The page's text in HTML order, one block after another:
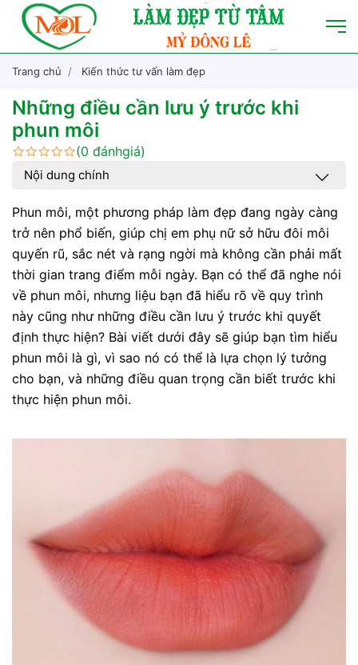
Trang chủ Kiến thức tư vấn làm đẹp
Những điều cần lưu ý trước khi
phun môi
(0 đánhgiá)
Nội dung chính
Phun môi, một phương pháp làm đẹp đang ngày càng
trở nên phổ biến, giúp chị em phụ nữ sở hữu đôi môi
quyến rũ, sắc nét và rạng ngời mà không cần phải mất
thời gian trang điểm mỗi ngày. Bạn có thể đã nghe nói
về phun môi, nhưng liệu bạn đã hiểu rõ về quy trình
này cũng như những điều cần lưu ý trước khi quyết
định thực hiện? Bài viết dưới đây sẽ giúp bạn tìm hiểu
phun môi là gì, vì sao nó có thể là lựa chọn lý tưởng
cho bạn, và những điều quan trọng cần biết trước khi
thực hiện phun môi.